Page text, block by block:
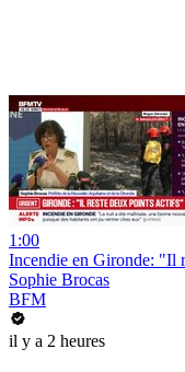
1:00
Incendie en Gironde: "Il
Sophie Brocas
BFM
il y a 2 heures